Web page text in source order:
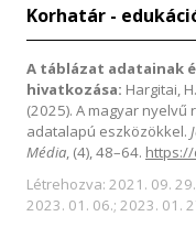
Korhatár -
A táblázat adatainak
hivatkozása: Hargitai,
(2025). A magyar
adatalapú eszközökkel.
Média, (4), 48–64. https://
Létrehozva: 2021. 09.
2023. 01. 06.; 2023. 01.